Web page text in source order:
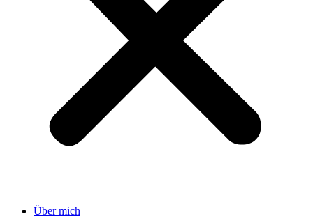
Über mich